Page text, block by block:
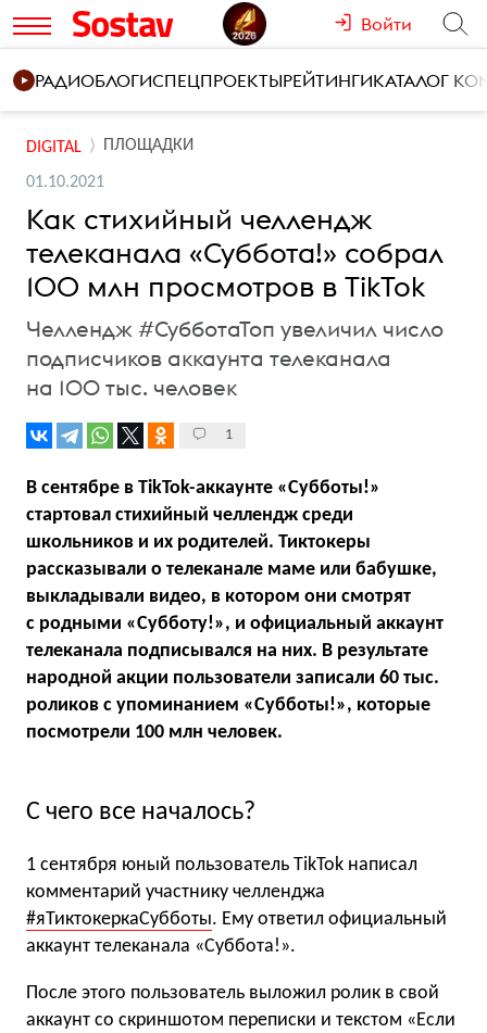
Войти
РАДИОБЛОГИСПЕЦПРОЕКТЫРЕЙТИНГИКАТАЛОГ
DIGITAL ПЛОЩАДКИ
01.10.2021
Как стихийный челлендж
телеканала «Суббота!» собрал
100 млн просмотров в TikTok
Челлендж #СубботаТоп увеличил число
подписчиков аккаунта телеканала
на 100 тыс. человек
1
В сентябре в TikTok-аккаунте «Субботы!»
стартовал стихийный челлендж среди
школьников и их родителей. Тиктокеры
рассказывали о телеканале маме или бабушке,
выкладывали видео, в котором они смотрят
с родными «Субботу!», и официальный аккаунт
телеканала подписывался на них. В результате
народной акции пользователи записали 60 тыс.
роликов с упоминанием «Субботы!», которые
посмотрели 100 млн человек.
С чего все началось?
1 сентября юный пользователь TikTok написал
комментарий участнику челленджа
#яТиктокеркаСубботы. Ему ответил официальный
аккаунт телеканала «Суббота!».
После этого пользователь выложил ролик в свой
аккаунт со скриншотом переписки и текстом «Если